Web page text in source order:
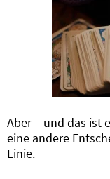
Aber – und das ist
eine andere
Linie.